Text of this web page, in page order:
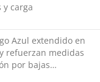
y carga
Azul extendido en
refuerzan medidas
por bajas